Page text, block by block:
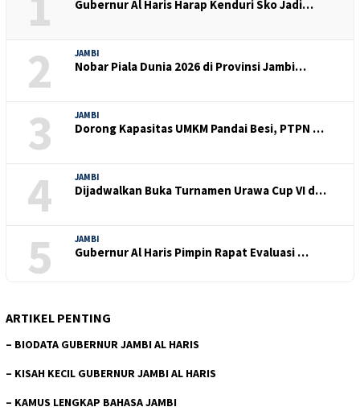
Gubernur Al Haris Harap Kenduri Sko Jadi…
2 JAMBI
Nobar Piala Dunia 2026 di Provinsi Jambi…
3 JAMBI
Dorong Kapasitas UMKM Pandai Besi, PTPN …
4 JAMBI
Dijadwalkan Buka Turnamen Urawa Cup VI d…
5 JAMBI
Gubernur Al Haris Pimpin Rapat Evaluasi …
ARTIKEL PENTING
– BIODATA GUBERNUR JAMBI AL HARIS
– KISAH KECIL GUBERNUR JAMBI AL HARIS
– KAMUS LENGKAP BAHASA JAMBI